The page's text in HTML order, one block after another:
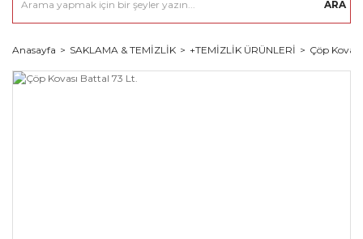
ARA
Anasayfa SAKLAMA & TEMİZLİK +TEMİZLİK ÜRÜNLERİ Çöp